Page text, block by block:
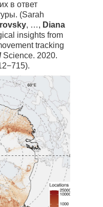
в ответ
(Sarah
, …, Diana
insights from
tracking
Science. 2020.